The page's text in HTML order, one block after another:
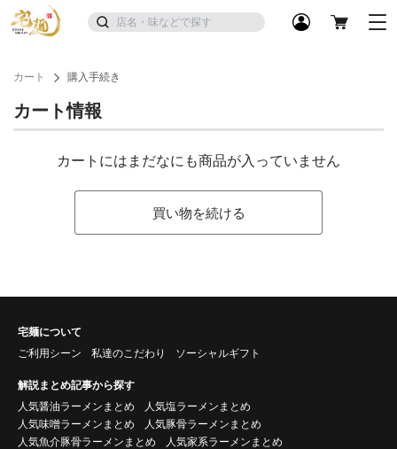
カート 購入手続き
カート情報
カートにはまだなにも商品が入っていません
買い物を続ける
宅麺について
ご利用シーン
私達のこだわり ソーシャルギフト
解説まとめ記事から探す
人気醤油ラーメンまとめ
人気塩ラーメンまとめ
人気味噌ラーメンまとめ
人気豚骨ラーメンまとめ
人気魚介豚骨ラーメンまとめ
人気家系ラーメンまとめ